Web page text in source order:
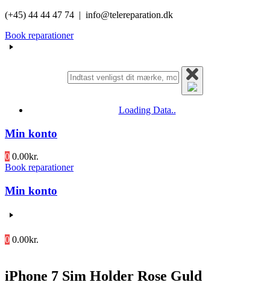
Videre
indhold
(+45) 44 44 47 74 | info@telereparation.dk
Book reparationer
Loading Data..
Min konto
0 0.00kr.
Book reparationer
Min konto
0 0.00kr.
iPhone 7 Sim Holder Rose Guld